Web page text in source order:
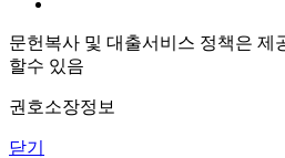
문헌복사 및 대출서비스 정책은 제
할수 있음
권호소장정보
닫기